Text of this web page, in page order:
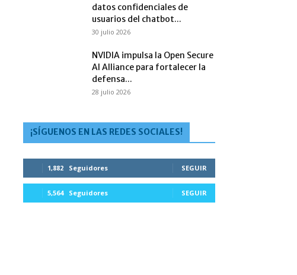
datos confidenciales de
usuarios del chatbot...
30 julio 2026
NVIDIA impulsa la Open Secure
AI Alliance para fortalecer la
defensa...
28 julio 2026
¡SÍGUENOS EN LAS REDES SOCIALES!
1,882 Seguidores SEGUIR
5,564 Seguidores SEGUIR